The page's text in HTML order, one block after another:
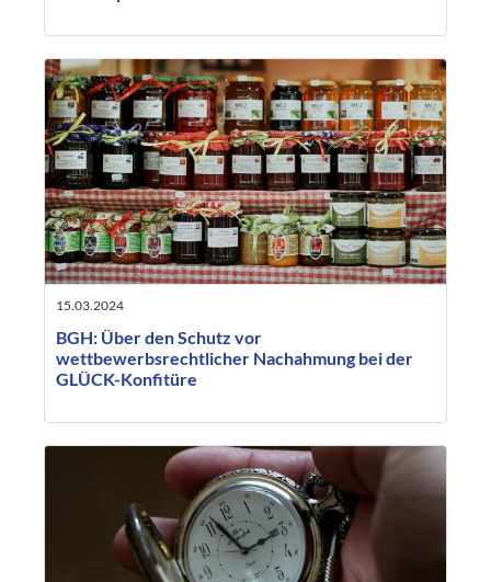
15.03.2024
BGH: Über den Schutz vor
wettbewerbsrechtlicher Nachahmung bei der
GLÜCK-Konfitüre